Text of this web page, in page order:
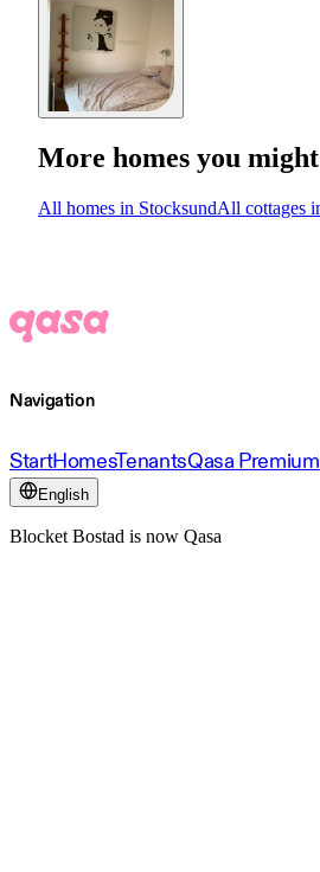
More homes you
All homes in StocksundAll cottages
Navigation
StartHomesTenantsQasa Premium
English
Blocket Bostad is now Qasa